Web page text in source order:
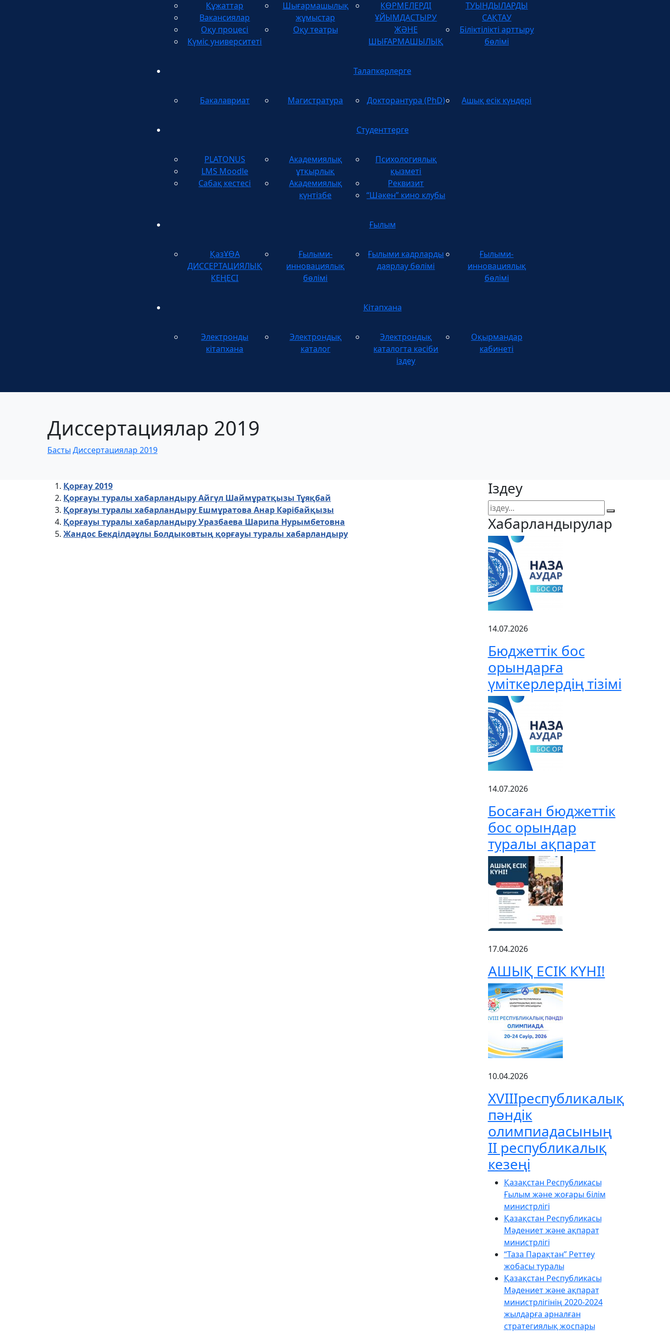
Құжаттар
Вакансиялар
Оқу процесі
Күміс университеті
Шығармашылық
жұмыстар
Оқу театры
КӨРМЕЛЕРДІ
ҰЙЫМДАСТЫРУ
ЖӘНЕ
ШЫҒАРМАШЫЛЫҚ
ТУЫНДЫЛАРДЫ
САҚТАУ
Біліктілікті арттыру
бөлімі
Талапкерлерге
Бакалавриат Магистратура Докторантура (PhD) Ашық есік күндері
Студенттерге
PLATONUS
LMS Moodle
Сабақ кестесі
Академиялық
ұтқырлық
Академиялық
күнтізбе
Психологиялық
қызметі
Реквизит
“Шәкен” кино клубы
Ғылым
ҚазҰӨА
ДИССЕРТАЦИЯЛЫҚ
КЕҢЕСІ
Ғылыми-
инновациялық
бөлімі
Ғылыми кадрларды
даярлау бөлімі
Ғылыми-
инновациялық
бөлімі
Кітапхана
Электронды
кітапхана
Электрондық
каталог
Электрондық
каталогта кәсіби
іздеу
Оқырмандар
кабинеті
Диссертациялар 2019
Басты Диссертациялар 2019
Қорғау 2019
Қорғауы туралы хабарландыру Айгүл Шаймұратқызы Тұяқбай
Қорғауы туралы хабарландыру Ешмұратова Анар Кәрібайқызы
Қорғауы туралы хабарландыру Уразбаева Шарипа Нурымбетовна
Жандос Бекділдәұлы Болдыковтың қорғауы туралы хабарландыру
Іздеу
Хабарландырулар
14.07.2026
Бюджеттік бос
орындарға
үміткерлердің тізімі
14.07.2026
Босаған бюджеттік
бос орындар
туралы ақпарат
17.04.2026
АШЫҚ ЕСІК КҮНІ!
10.04.2026
XVIIIреспубликалық
пәндік
олимпиадасының
ІІ республикалық
кезеңі
Қазақстан Республикасы
Ғылым және жоғары білім
министрлігі
Қазақстан Республикасы
Мәдениет және ақпарат
министрлігі
“Таза Парақтан” Реттеу
жобасы туралы
Қазақстан Республикасы
Мәдениет және ақпарат
министрлігінің 2020-2024
жылдарға арналған
стратегиялық жоспары